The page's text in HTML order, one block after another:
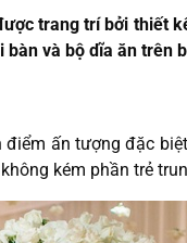
trang trí bởi thiết
và bộ dĩa ăn trên
ấn tượng đặc
kém phần trẻ